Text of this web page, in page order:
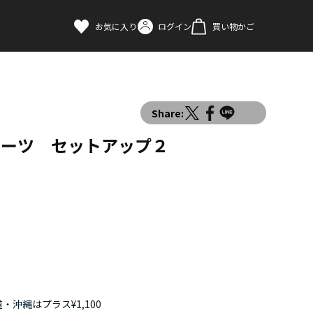
お気に入り ログイン 買い物かご
Share:
ツ セットアップ２
沖縄はプラス¥1,100